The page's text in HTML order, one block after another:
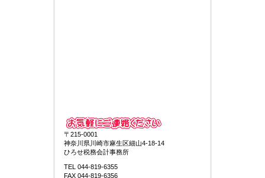
〒215-0001
神奈川県川崎市麻生区細山4-18-14
ひろせ税務会計事務所
TEL 044-819-6355
FAX 044-819-6356